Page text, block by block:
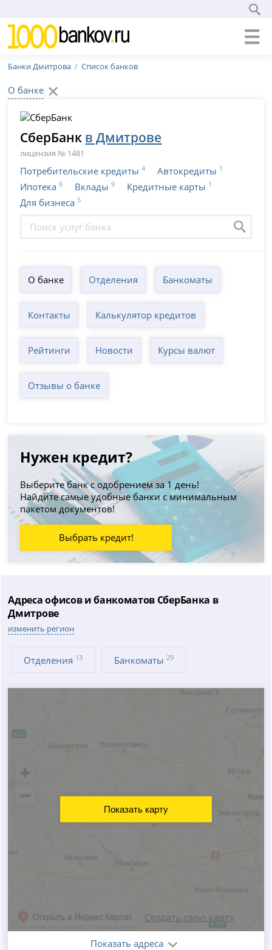
Банки Дмитрова Список банков
О банке
СберБанк в Дмитрове
лицензия № 1481
Потребительские кредиты 4 Автокредиты 1
Ипотека 6 Вклады 9 Кредитные карты 1
Для бизнеса 5
О банке Отделения Банкоматы
Контакты Калькулятор кредитов
Рейтинги Новости Курсы валют
Отзывы о банке
Нужен кредит?
Выберите банк с одобрением за 1 день!
Найдите самые удобные банки с минимальным
пакетом документов!
Выбрать кредит!
Адреса офисов и банкоматов СберБанка в
Дмитрове
изменить регион
Отделения 13 Банкоматы29
Показать адреса
Показать карту